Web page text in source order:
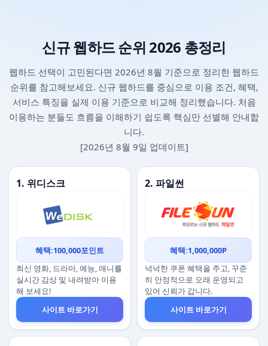
신규 웹하드 순위 2026 총정리
웹하드 선택이 고민된다면 2026년 8월 기준으로 정리한 웹하드
순위를 참고해보세요. 신규 웹하드를 중심으로 이용 조건, 혜택,
서비스 특징을 실제 이용 기준으로 비교해 정리했습니다. 처음
이용하는 분들도 흐름을 이해하기 쉽도록 핵심만 선별해 안내합
니다.
[2026년 8월 9일 업데이트]
1. 위디스크
혜택:100,000포인트
최신 영화, 드라마, 예능, 애니를
실시간 감상 및 내려받아 이용
해 보세요!
사이트 바로가기
2. 파일썬
혜택:1,000,000P
넉넉한 쿠폰 혜택을 주고, 꾸준
히 안정적으로 오래 운영되고
있어 신뢰가 갑니다.
사이트 바로가기